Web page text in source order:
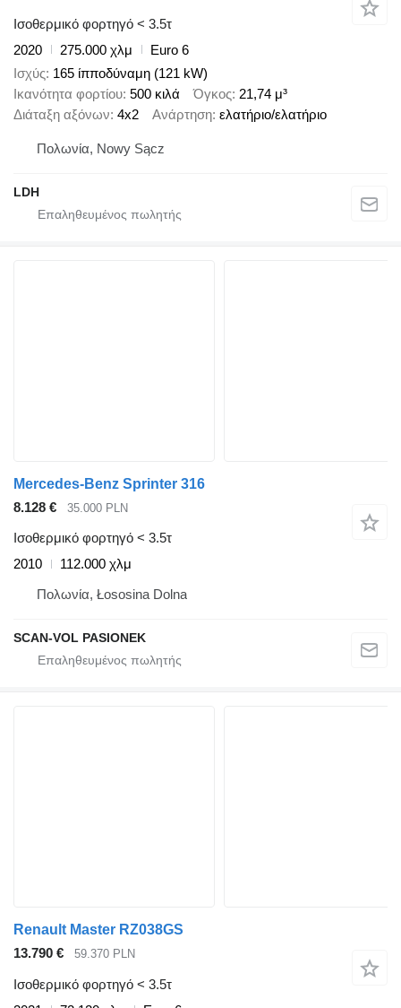
Ισοθερμικό φορτηγό < 3.5τ
2020
275.000 χλμ
Euro 6
Ισχύς 165 ίπποδύναμη (121 kW)
Ικανότητα φορτίου 500 κιλά Όγκος 21,74 μ³
Διάταξη αξόνων 4x2 Ανάρτηση ελατήριο/ελατήριο
Πολωνία, Nowy Sącz
LDH
Mercedes-Benz Sprinter 316
8.128 €
35.000 PLN
Ισοθερμικό φορτηγό < 3.5τ
2010
112.000 χλμ
Πολωνία, Łososina Dolna
SCAN-VOL PASIONEK
Renault Master RZ038GS
13.790 €
59.370 PLN
Ισοθερμικό φορτηγό < 3.5τ